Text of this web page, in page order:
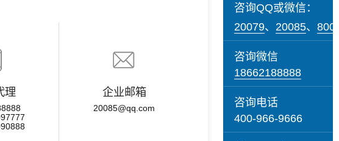
理 企业邮箱
20085@qq.com
咨询QQ或微信：
20079、 20085、
咨询微信
18662188888
咨询电话
400-966-9666